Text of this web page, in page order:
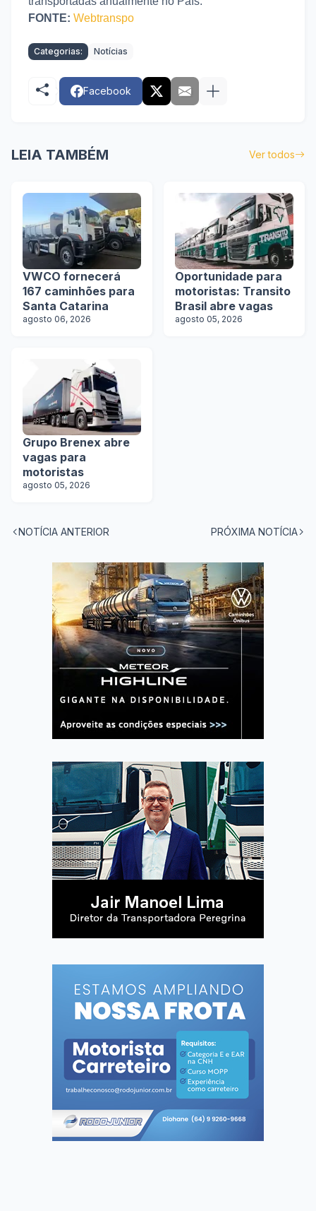
FONTE: Webtranspo
Categorias: Notícias
Facebook
LEIA TAMBÉM Ver todos
VWCO fornecerá
167 caminhões para
Santa Catarina
agosto 06, 2026
Oportunidade para
motoristas: Transito
Brasil abre vagas
agosto 05, 2026
Grupo Brenex abre
vagas para
motoristas
agosto 05, 2026
NOTÍCIA ANTERIOR PRÓXIMA NOTÍCIA